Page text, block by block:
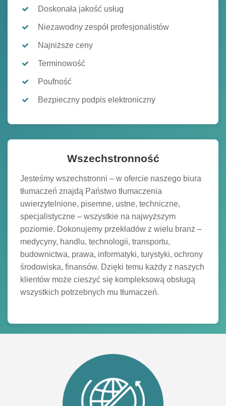
Doskonała jakość usług
Niezawodny zespół profesjonalistów
Najniższe ceny
Terminowość
Poufność
Bezpieczny podpis elektroniczny
Wszechstronność
Jesteśmy wszechstronni – w ofercie naszego biura
tłumaczeń znajdą Państwo tłumaczenia
uwierzytelnione, pisemne, ustne, techniczne,
specjalistyczne – wszystkie na najwyższym
poziomie. Dokonujemy przekładów z wielu branż –
medycyny, handlu, technologii, transportu,
budownictwa, prawa, informatyki, turystyki, ochrony
środowiska, finansów. Dzięki temu każdy z naszych
klientów może cieszyć się kompleksową obsługą
wszystkich potrzebnych mu tłumaczeń.